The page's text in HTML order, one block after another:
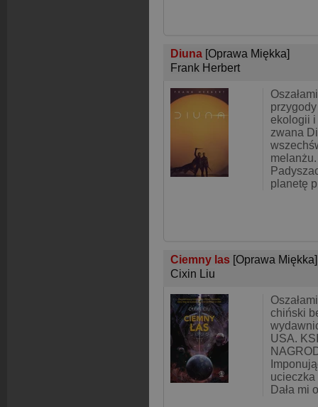
Diuna [Oprawa Miękka]
Frank Herbert
ekologii i
zwana
planetę
Ciemny las [Oprawa Miękka]
Cixin Liu
chiński
USA.
Dała mi